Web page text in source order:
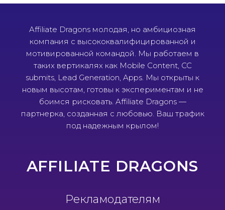
Affiliate Dragons молодая, но амбициозная
компания с высококвалифицированной и
мотивированной командой. Мы работаем в
таких вертикалях как Mobile Content, CC
submits, Lead Generation, Apps. Мы открыты к
новым высотам, готовы к экспериментам и не
боимся рисковать. Affiliate Dragons —
партнерка, созданная с любовью. Ваш трафик
под надежным крылом!
AFFILIATE DRAGONS
Рекламодателям